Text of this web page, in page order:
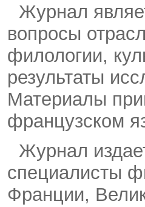
Журнал
вопросы
филологии,
результаты
Материалы
французском
Журнал
специалисты
Франции,